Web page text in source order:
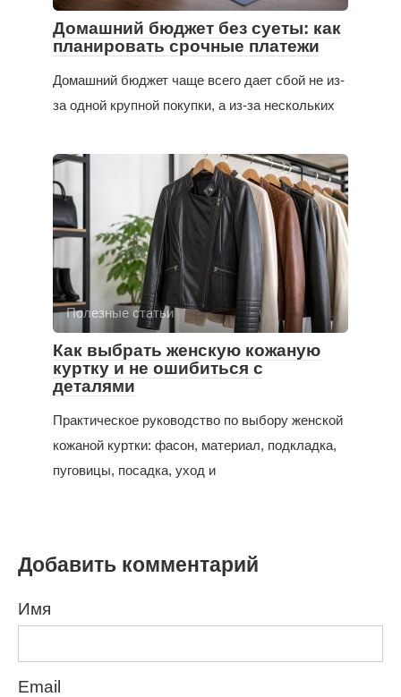
Домашний бюджет без суеты: как
планировать срочные платежи
Домашний бюджет чаще всего дает сбой не из-
за одной крупной покупки, а из-за нескольких
Полезные статьи
Как выбрать женскую кожаную
куртку и не ошибиться с
деталями
Практическое руководство по выбору женской
кожаной куртки: фасон, материал, подкладка,
пуговицы, посадка, уход и
Добавить комментарий
Имя
Email